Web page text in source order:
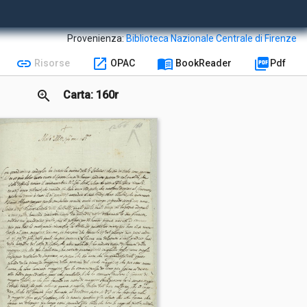
Provenienza:Biblioteca Nazionale Centrale di Firenze
link Risorse open_in_new OPAC menu_book BookReader picture_as_pdf Pdf
zoom_in Carta: 160r